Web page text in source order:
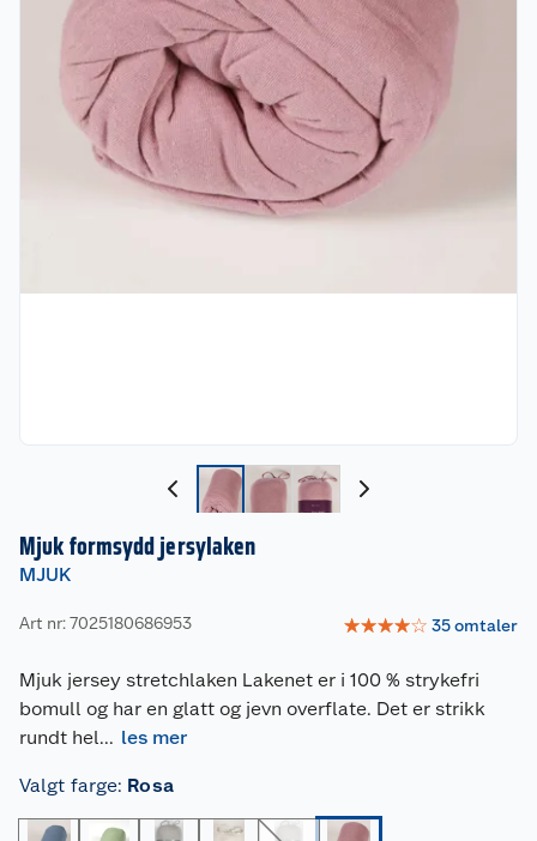
Mjuk formsydd jersylaken
MJUK
Art nr: 7025180686953 ☆☆☆☆☆ 35omtaler
Mjuk jersey stretchlaken Lakenet er i 100 % strykefri
bomull og har en glatt og jevn overflate. Det er strikk
rundt hel... les mer
Valgt farge: Rosa